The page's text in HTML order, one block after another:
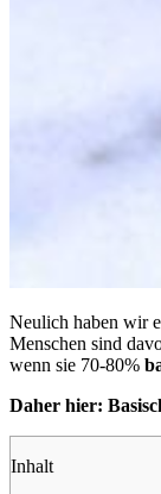
Neulich haben wir
Menschen sind
wenn sie 70-80%
Daher hier:
Inhalt